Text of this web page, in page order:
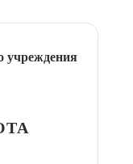
учреждения